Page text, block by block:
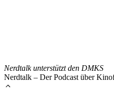
Nerdtalk unterstützt den DMKS
Nerdtalk – Der Podcast über